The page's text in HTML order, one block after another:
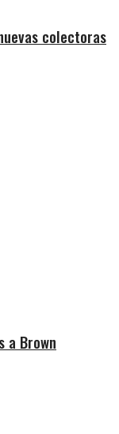
colectoras
a Brown